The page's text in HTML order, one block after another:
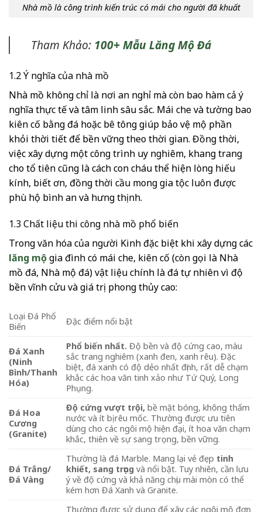
Nhà mồ là công trình kiến trúc có mái cho người đã khuất
Tham Khảo: 100+ Mẫu Lăng Mộ Đá
1.2 Ý nghĩa của nhà mồ
Nhà mồ không chỉ là nơi an nghỉ mà còn bao hàm cả ý
nghĩa thực tế và tâm linh sâu sắc. Mái che và tường bao
kiên cố bằng đá hoặc bê tông giúp bảo vệ mộ phần
khỏi thời tiết để bền vững theo thời gian. Đồng thời,
việc xây dựng một công trình uy nghiêm, khang trang
cho tổ tiên cũng là cách con cháu thể hiện lòng hiếu
kính, biết ơn, đồng thời cầu mong gia tộc luôn được
phù hộ bình an và hưng thịnh.
1.3 Chất liệu thi công nhà mồ phổ biến
Trong văn hóa của người Kinh đặc biệt khi xây dựng các
lăng mộgia đình có mái che, kiên cố (còn gọi là Nhà
mồ đá, Nhà mộ đá) vật liệu chính là đá tự nhiên vì độ
bền vĩnh cửu và giá trị phong thủy cao:
Loại Đá Phổ
Biến
Đặc điểm nổi bật
Đá Xanh
(Ninh
Bình/Thanh
Hóa)
Phổ biến nhất. Độ bền và độ cứng cao, màu
sắc trang nghiêm (xanh đen, xanh rêu). Đặc
biệt, đá xanh có độ dẻo nhất định, rất dễ chạm
khắc các hoa văn tinh xảo như Tứ Quý, Long
Phụng.
Đá Hoa
Cương
(Granite)
Độ cứng vượt trội, bề mặt bóng, không thấm
nước và ít bị rêu mốc. Thường được ưu tiên
dùng cho các ngôi mộ hiện đại, ít hoa văn chạm
khắc, thiên về sự sang trọng, bền vững.
Đá Trắng/
Đá Vàng
Thường là đá Marble. Mang lại vẻ đẹp tinh
khiết, sang trọng và nổi bật. Tuy nhiên, cần lưu
ý về độ cứng và khả năng chịu mài mòn có thể
kém hơn Đá Xanh và Granite.
Thường được sử dụng để xây các ngôi mộ đơn